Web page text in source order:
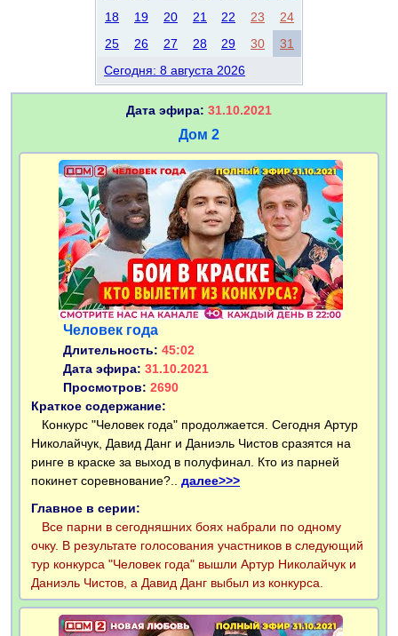
18
19 20 21 22 23
24
25
26 27 28 29 30
31
Сегодня: 8 августа 2026
Дата эфира: 31.10.2021
Дом 2
Человек года
Длительность: 45:02
Дата эфира: 31.10.2021
Просмотров: 2690
Краткое содержание:
Конкурс "Человек года" продолжается. Сегодня Артур
Николайчук, Давид Данг и Даниэль Чистов сразятся на
ринге в краске за выход в полуфинал. Кто из парней
покинет соревнование?.. далее>>>
Главное в серии:
Все парни в сегодняшних боях набрали по одному
очку. В результате голосования участников в следующий
тур конкурса "Человек года" вышли Артур Николайчук и
Даниэль Чистов, а Давид Данг выбыл из конкурса.